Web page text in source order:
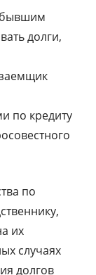
бывшим
долги,
по кредиту
по
их
случаях
долгов